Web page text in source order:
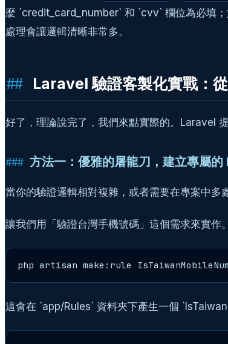
麼 `credit_card_number` 和 `cvv` 欄位為必填
處理會讓邏輯清晰非常多。
Laravel 驗證客製化實戰：
好了，理論說完了，我們來點實際的。Laravel
方法一：優雅的屠龍刀，建立專屬的
當你的驗證邏輯相對複雜，或者需要在專案中多
讓我們用「驗證台灣手機號碼」這個需求來實
php artisan make:rule
這會在 `app/Rules` 資料夾下產生一個